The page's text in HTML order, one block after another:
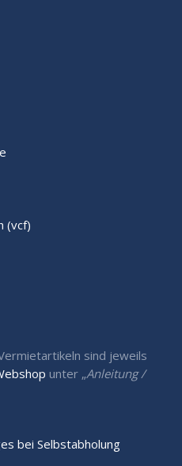
(vcf)
sind jeweils
unter „Anleitung /
bei Selbstabholung